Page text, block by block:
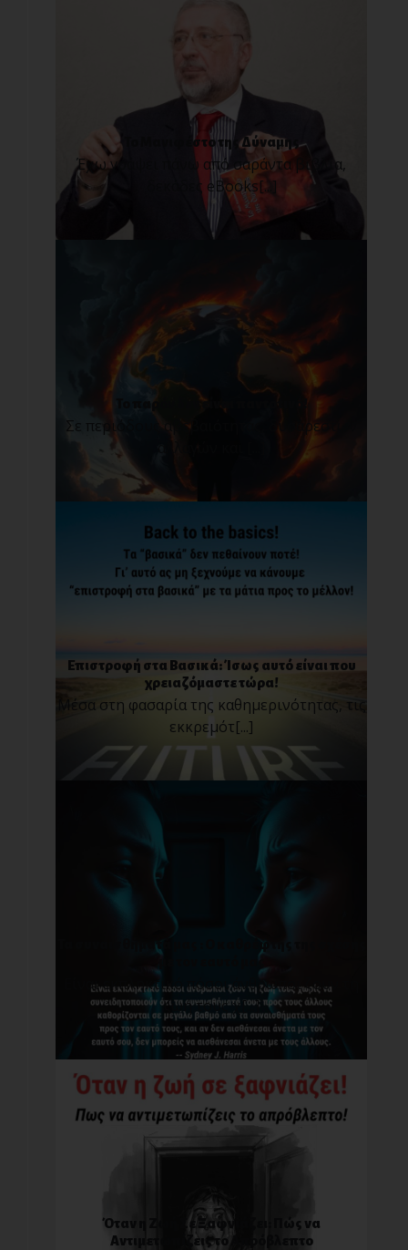
Το Μανιφέστο της Δύναμης
Έχω γράψει πάνω από σαράντα βιβλία,
δεκάδες eBooks[...]
Το παρόν δεν είναι παντοτινό!
Σε περιόδους αβεβαιότητας, δυσάρεστων
Επιστροφή στα Βασικά: Ίσως αυτό είναι που
χρειαζόμαστε τώρα!
Μέσα στη φασαρία της καθημερινότητας, τις
εκκρεμότ[...]
Τα συναισθήματά μας : O καθρέφτης της σχέσης
Είναι εκπληκτικό πόσοι άνθρωποι ζουν τη
ζωή τους χ[...]
Όταν η Ζωή Σε Ξαφνιάζει: Πώς να
Αντιμετωπίζεις το Απρόβλεπτο